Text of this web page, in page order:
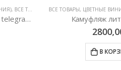
, ВСЕ ТОВАРЫ ЦВЕТНЫЕ ВИНИЛОВЫЕ
Автовинил Oracal 970-076 telegrau telegrey – серый
ВСЕ ТОВАРЫ, ЦВЕТНЫЕ
Камуфляж
В